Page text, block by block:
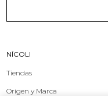
NÍCOLI
Tiendas
Origen y Marca